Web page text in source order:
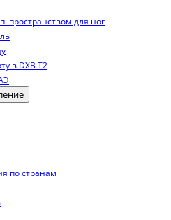
пространством для ног
в DXB T2
по странам